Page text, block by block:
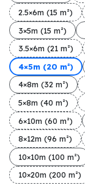
2.5×6m (15 m²)
3×5m (15 m²)
3.5×6m (21 m²)
4×5m (20 m²)
4×8m (32 m²)
5×8m (40 m²)
6×10m (60 m²)
8×12m (96 m²)
10×10m (100 m²)
10×20m (200 m²)